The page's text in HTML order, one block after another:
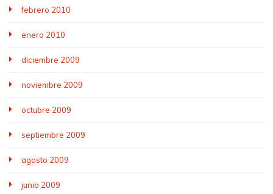
febrero 2010
enero 2010
diciembre 2009
noviembre 2009
octubre 2009
septiembre 2009
agosto 2009
junio 2009